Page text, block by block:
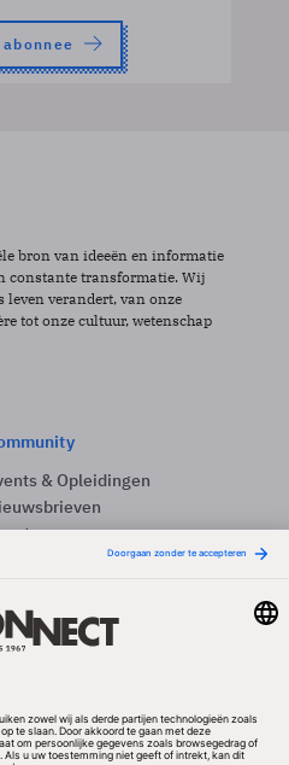
bron van ideeën en informatie
constante transformatie. Wij
leven verandert, van onze
tot onze cultuur, wetenschap
& Opleidingen